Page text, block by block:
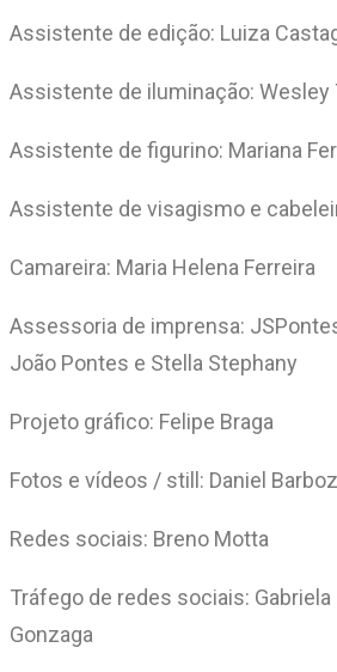
Assistente de edição: Luiza
Assistente de iluminação: Wesley
Assistente de figurino: Mariana
Assistente de visagismo e
Camareira: Maria Helena Ferreira
Assessoria de imprensa:
João Pontes e Stella Stephany
Projeto gráfico: Felipe Braga
Fotos e vídeos / still: Daniel
Redes sociais: Breno Motta
Tráfego de redes sociais: Gabriela
Gonzaga